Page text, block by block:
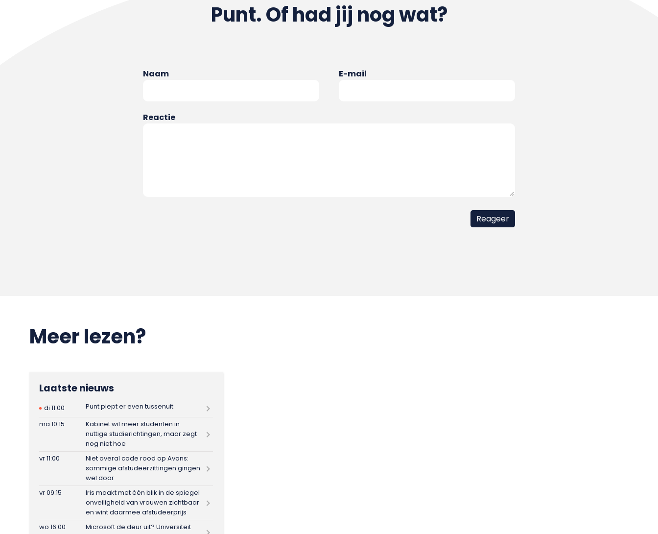
Punt. Of had jij nog wat?
Naam E-mail
Reactie
Meer lezen?
Laatste nieuws
di 11:00
Punt piept er even tussenuit
ma 10:15
Kabinet wil meer studenten in
nuttige studierichtingen, maar zegt
nog niet hoe
vr 11:00
Niet overal code rood op Avans:
sommige afstudeerzittingen gingen
wel door
vr 09:15
Iris maakt met één blik in de spiegel
onveiligheid van vrouwen zichtbaar
en wint daarmee afstudeerprijs
wo 16:00
Microsoft de deur uit? Universiteit